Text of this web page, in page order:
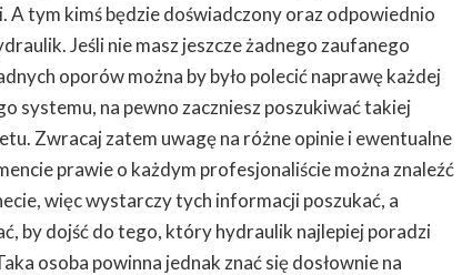
A tym kimś będzie doświadczony oraz odpowiednio
Jeśli nie masz jeszcze żadnego zaufanego
oporów można by było polecić naprawę każdej
systemu, na pewno zaczniesz poszukiwać takiej
Zwracaj zatem uwagę na różne opinie i ewentualne
prawie o każdym profesjonaliście można znaleźć
więc wystarczy tych informacji poszukać, a
by dojść do tego, który hydraulik najlepiej poradzi
osoba powinna jednak znać się dosłownie na